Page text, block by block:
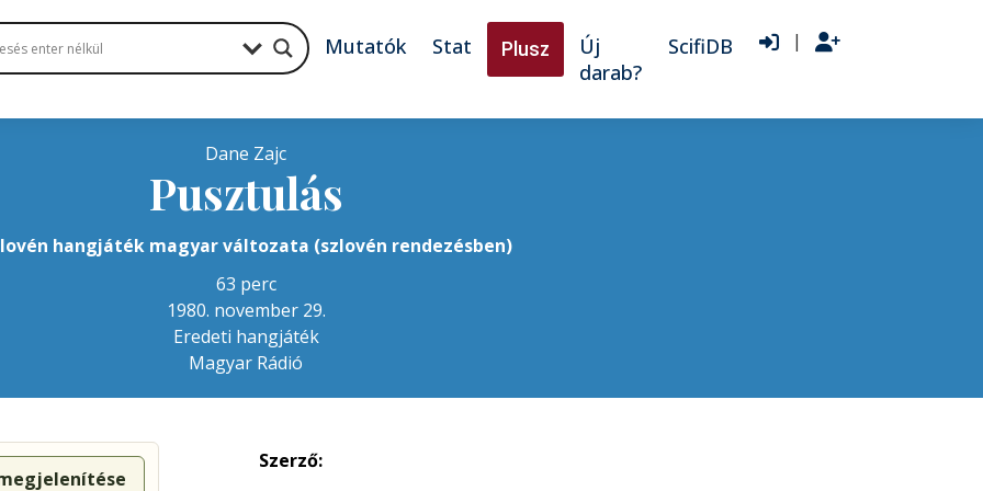
Mutatók Stat Plusz
Új
darab?
ScifiDB |
Dane Zajc
Pusztulás
hangjáték magyar változata (szlovén rendezésben)
63 perc
1980. november 29.
Eredeti hangjáték
Magyar Rádió
Szerző: